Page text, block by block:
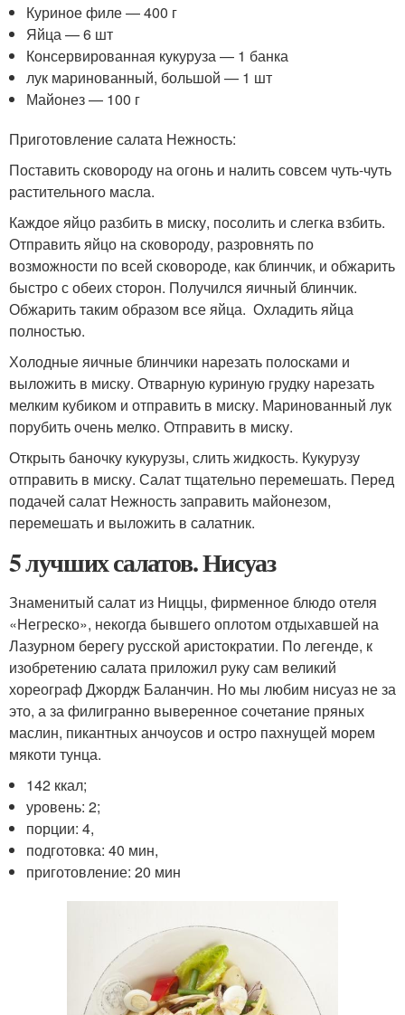
Куриное филе — 400 г
Яйца — 6 шт
Консервированная кукуруза — 1 банка
лук маринованный, большой — 1 шт
Майонез — 100 г
Приготовление салата Нежность:
Поставить сковороду на огонь и налить совсем чуть-чуть
растительного масла.
Каждое яйцо разбить в миску, посолить и слегка взбить.
Отправить яйцо на сковороду, разровнять по
возможности по всей сковороде, как блинчик, и обжарить
быстро с обеих сторон. Получился яичный блинчик.
Обжарить таким образом все яйца. Охладить яйца
полностью.
Холодные яичные блинчики нарезать полосками и
выложить в миску. Отварную куриную грудку нарезать
мелким кубиком и отправить в миску. Маринованный лук
порубить очень мелко. Отправить в миску.
Открыть баночку кукурузы, слить жидкость. Кукурузу
отправить в миску. Салат тщательно перемешать. Перед
подачей салат Нежность заправить майонезом,
перемешать и выложить в салатник.
5 лучших салатов. Нисуаз
Знаменитый салат из Ниццы, фирменное блюдо отеля
«Негреско», некогда бывшего оплотом отдыхавшей на
Лазурном берегу русской аристократии. По легенде, к
изобретению салата приложил руку сам великий
хореограф Джордж Баланчин. Но мы любим нисуаз не за
это, а за филигранно выверенное сочетание пряных
маслин, пикантных анчоусов и остро пахнущей морем
мякоти тунца.
142 ккал;
уровень: 2;
порции: 4,
подготовка: 40 мин,
приготовление: 20 мин